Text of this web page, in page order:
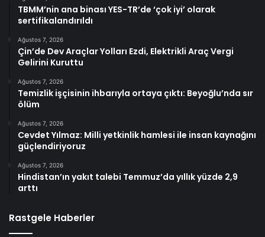
TBMM’nin ana binası YES-TR’de ‘çok iyi’ olarak
sertifikalandırıldı
Ağustos 7, 2026
Çin’de Dev Araçlar Yolları Ezdi, Elektrikli Araç Vergi
Gelirini Kuruttu
Ağustos 7, 2026
Temizlik işçisinin ihbarıyla ortaya çıktı: Beyoğlu’nda sır
ölüm
Ağustos 7, 2026
Cevdet Yılmaz: Milli yetkinlik hamlesi ile insan kaynağını
güçlendiriyoruz
Ağustos 7, 2026
Hindistan’ın yakıt talebi Temmuz’da yıllık yüzde 2,9
arttı
Rastgele Haberler